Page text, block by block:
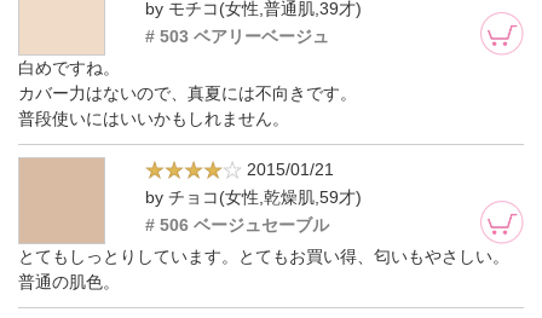
by モチコ(女性,普通肌,39才)
# 503 ベアリーベージュ
白めですね。
カバー力はないので、真夏には不向きです。
普段使いにはいいかもしれません。
2015/01/21
by チョコ(女性,乾燥肌,59才)
# 506 ベージュセーブル
とてもしっとりしています。とてもお買い得、匂いもやさしい。
普通の肌色。